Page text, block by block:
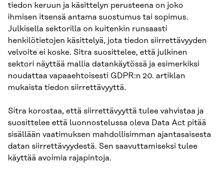
tiedon keruun ja käsittelyn perusteena on joko
ihmisen itsensä antama suostumus tai sopimus.
Julkisella sektorilla on kuitenkin runsaasti
henkilötietojen käsittelyä, jota tiedon siirrettävyyden
velvoite ei koske. Sitra suosittelee, että julkinen
sektori näyttää mallia datankäytössä ja esimerkiksi
noudattaa vapaaehtoisesti GDPR:n 20. artiklan
mukaista tiedon siirrettävyyttä.
Sitra korostaa, että siirrettävyyttä tulee vahvistaa ja
suosittelee että luonnostelussa oleva Data Act pitää
sisällään vaatimuksen mahdollisimman ajantasaisesta
datan siirrettävyydestä. Sen saavuttamiseksi tulee
käyttää avoimia rajapintoja.